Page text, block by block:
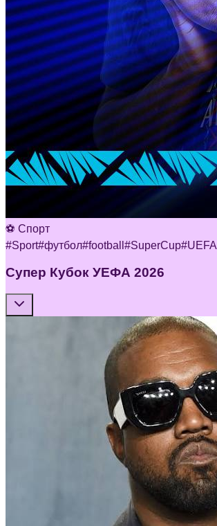
⚽ Спорт
#Sport#футбол#football #SuperCup#UEFA
Супер Кубок УЕФА 2026